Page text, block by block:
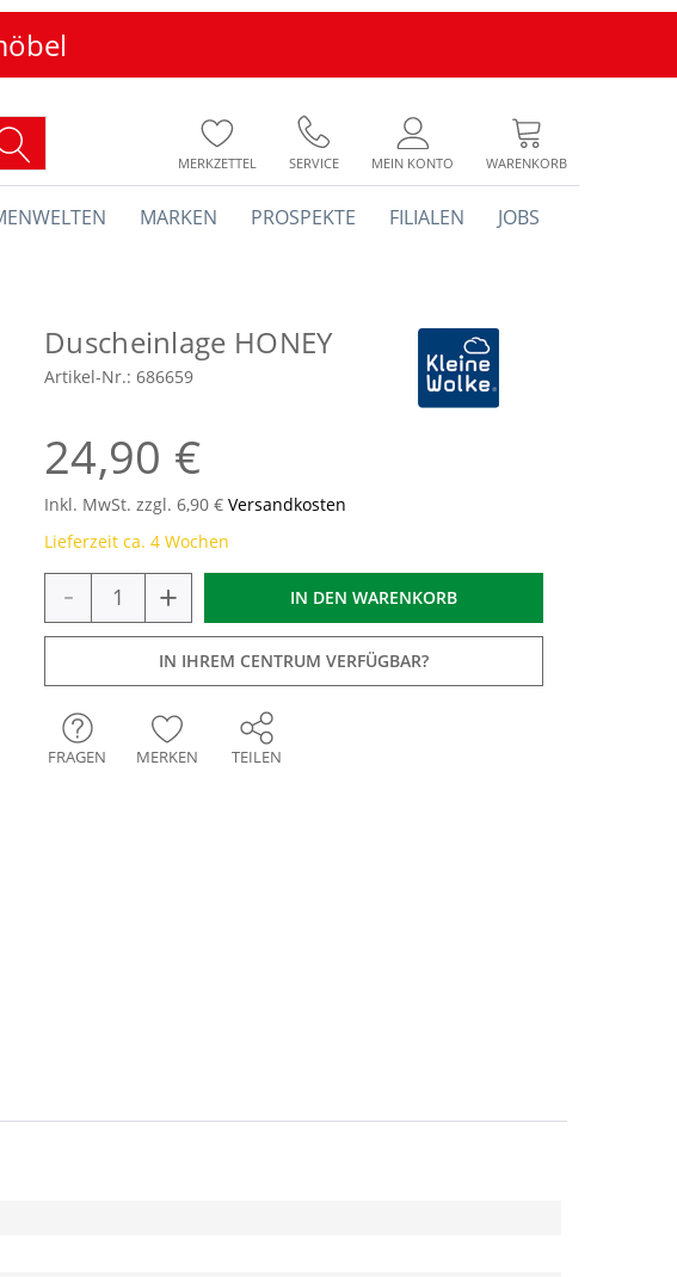
MERKZETTEL SERVICE MEIN KONTO WARENKORB
MARKEN PROSPEKTE FILIALEN JOBS
Duscheinlage HONEY
Artikel-Nr.: 686659
24,90 €
Inkl. MwSt. zzgl. 6,90 € Versandkosten
Lieferzeit ca. 4 Wochen
- + IN DEN WARENKORB
IN IHREM CENTRUM VERFÜGBAR?
FRAGEN MERKEN TEILEN